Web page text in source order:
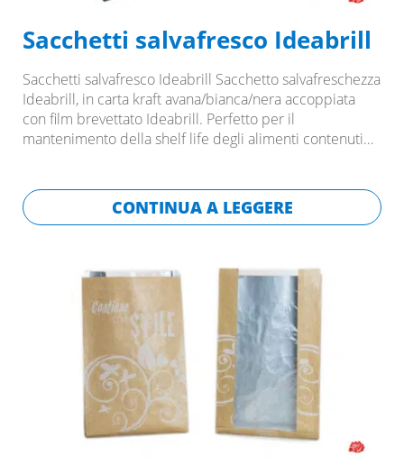
Sacchetti salvafresco Ideabrill
Sacchetti salvafresco Ideabrill Sacchetto salvafreschezza
Ideabrill, in carta kraft avana/bianca/nera accoppiata
con film brevettato Ideabrill. Perfetto per il
mantenimento della shelf life degli alimenti contenuti…
CONTINUA A LEGGERE